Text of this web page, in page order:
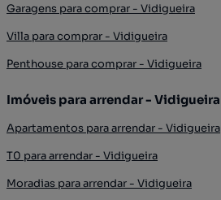
Garagens para comprar - Vidigueira
Villa para comprar - Vidigueira
Penthouse para comprar - Vidigueira
Imóveis para arrendar - Vidigueira
Apartamentos para arrendar - Vidigueira
T0 para arrendar - Vidigueira
Moradias para arrendar - Vidigueira